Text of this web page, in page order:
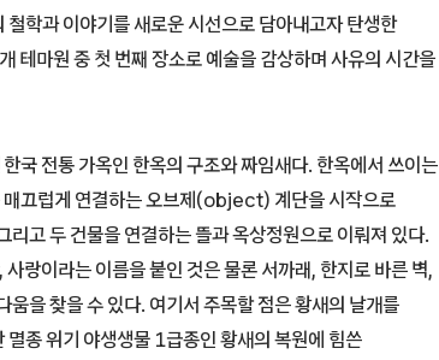
학과 이야기를 새로운 시선으로 담아내고자 탄생한
테마원 중 첫 번째 장소로 예술을 감상하며 사유의 시간을
국 전통 가옥인 한옥의 구조와 짜임새다. 한옥에서 쓰이는
매끄럽게 연결하는 오브제(object) 계단을 시작으로
고 두 건물을 연결하는 뜰과 옥상정원으로 이뤄져 있다.
랑이라는 이름을 붙인 것은 물론 서까래, 한지로 바른 벽,
을 찾을 수 있다. 여기서 주목할 점은 황새의 날개를
종 위기 야생생물 1급종인 황새의 복원에 힘쓴